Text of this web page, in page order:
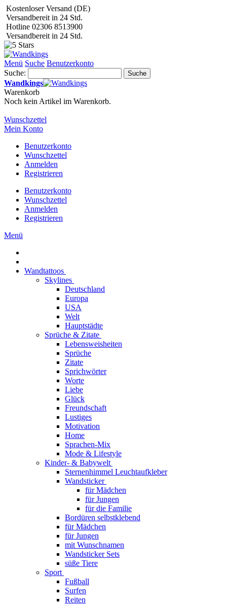
Kostenloser Versand (DE)
Versandbereit in 24 Std.
Hotline 02306 8513900
Versandbereit in 24 Std.
Menü Suche Benutzerkonto
Suche:
Suche
Wandkings
Warenkorb
Noch kein Artikel im Warenkorb.
Wunschzettel
Mein Konto
Benutzerkonto
Wunschzettel
Anmelden
Registrieren
Benutzerkonto
Wunschzettel
Anmelden
Registrieren
Menü
Wandtattoos
Skylines
Deutschland
Europa
USA
Welt
Hauptstädte
Sprüche & Zitate
Lebensweisheiten
Sprüche
Zitate
Sprichwörter
Worte
Liebe
Glück
Freundschaft
Lustiges
Motivation
Home
Sprachen-Mix
Mode & Lifestyle
Kinder- & Babywelt
Sternenhimmel Leuchtaufkleber
Wandsticker
für Mädchen
für Jungen
für die Familie
Bordüren selbstklebend
für Mädchen
für Jungen
mit Wunschnamen
Wandsticker Sets
süße Tiere
Sport
Fußball
Surfen
Reiten